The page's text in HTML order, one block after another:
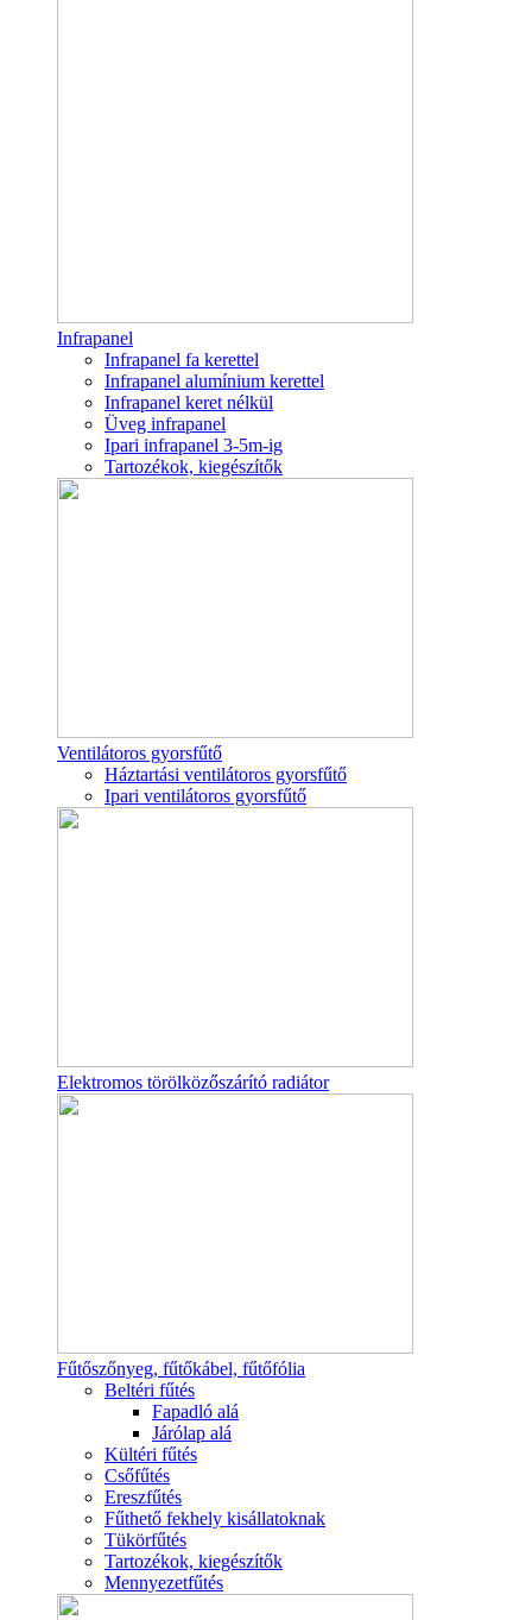
Infrapanel
Infrapanel fa kerettel
Infrapanel alumínium kerettel
Infrapanel keret nélkül
Üveg infrapanel
Ipari infrapanel 3-5m-ig
Tartozékok, kiegészítők
Ventilátoros gyorsfűtő
Háztartási ventilátoros gyorsfűtő
Ipari ventilátoros gyorsfűtő
Elektromos törölközőszárító radiátor
Fűtőszőnyeg, fűtőkábel, fűtőfólia
Beltéri fűtés
Fapadló alá
Járólap alá
Kültéri fűtés
Csőfűtés
Ereszfűtés
Fűthető fekhely kisállatoknak
Tükörfűtés
Tartozékok, kiegészítők
Mennyezetfűtés